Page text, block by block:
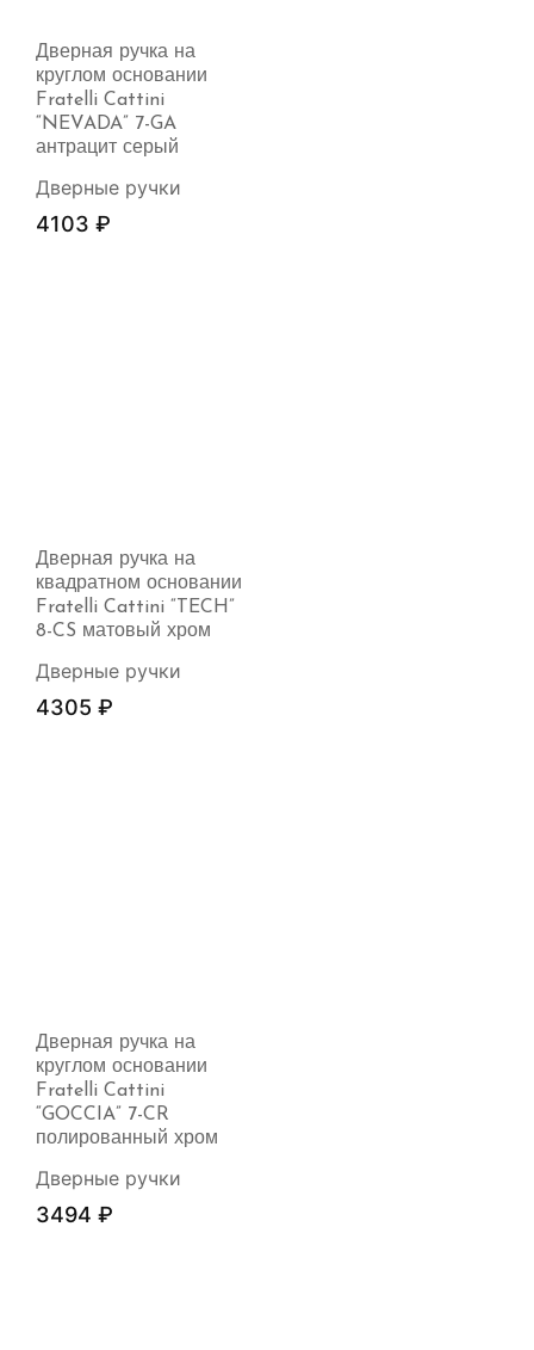
Дверная ручка на
круглом основании
Fratelli Cattini
“NEVADA” 7-GA
антрацит серый
Дверные ручки
4103 ₽
Дверная ручка на
квадратном основании
Fratelli Cattini “TECH”
8-CS матовый хром
Дверные ручки
4305 ₽
Дверная ручка на
круглом основании
Fratelli Cattini
“GOCCIA” 7-CR
полированный хром
Дверные ручки
3494 ₽